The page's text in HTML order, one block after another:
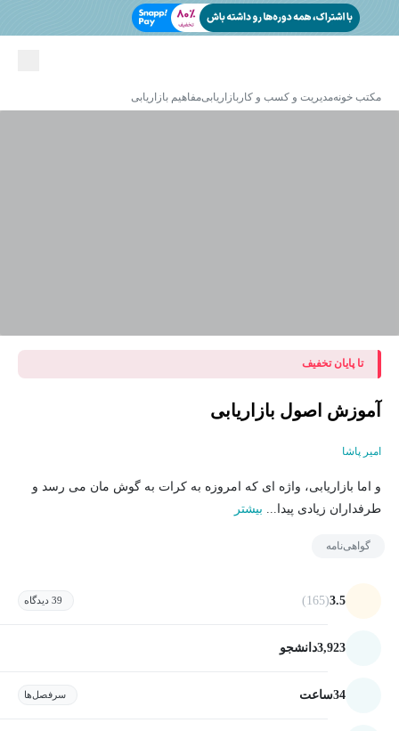
مکتب خونهمدیریت و کسب و کار بازاریابیمفاهیم بازاریابی
تا پایان تخفیف
آموزش اصول بازاریابی
امیر پاشا
و اما بازاریابی، واژه ای که امروزه به کرات به گوش مان می رسد و
طرفداران زیادی پیدا... بیشتر
گواهی‌نامه
3.5
(165) 39 دیدگاه
3,923دانشجو
34ساعت سرفصل‌ها